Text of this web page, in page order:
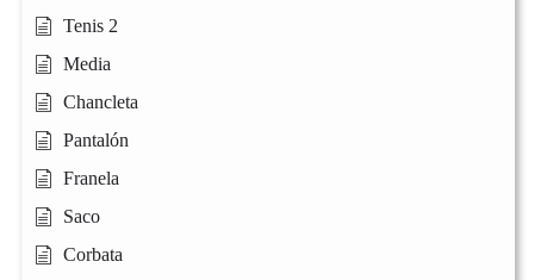
Tenis 2
Media
Chancleta
Pantalón
Franela
Saco
Corbata